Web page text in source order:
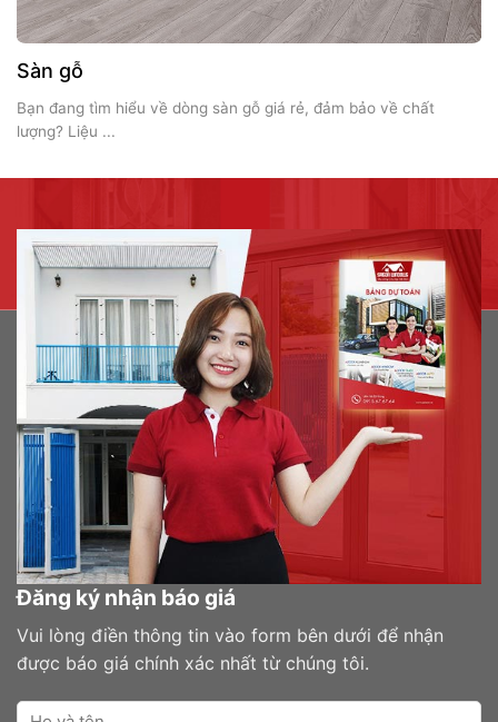
Sàn gỗ
Bạn đang tìm hiểu về dòng sàn gỗ giá rẻ, đảm bảo về chất
lượng? Liệu ...
Đăng ký nhận báo giá
Vui lòng điền thông tin vào form bên dưới để nhận
được báo giá chính xác nhất từ chúng tôi.